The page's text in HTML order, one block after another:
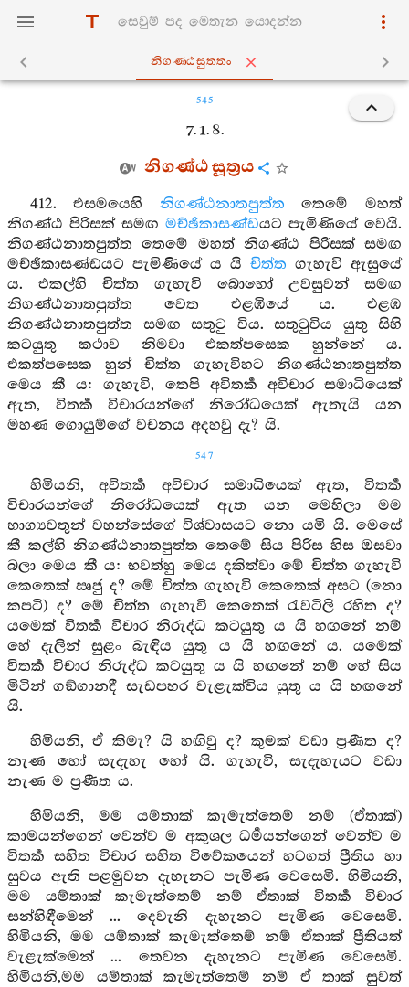
නිගණ‍්ඨසුත‍්තං
545
7. 1. 8.
නිගණ්ඨ සූත්‍රය
412. එසමයෙහි නිගණ්ඨනාතපුත්ත තෙමේ මහත්
නිගණ්ඨ පිරිසක් සමඟ මච්ඡිකාසණ්ඩයට පැමිණියේ වෙයි.
නිගණ්ඨනාතපුත්ත තෙමේ මහත් නිගණ්ඨ පිරිසක් සමඟ
මච්ඡිකාසණ්ඩයට පැමිණියේ ය යි චිත්ත ගැහැවි ඇසුයේ
ය. එකල්හි චිත්ත ගැහැවි බොහෝ උවසුවන් සමඟ
නිගණ්ඨනාතපුත්ත වෙත එළඹියේ ය. එළඹ
නිගණ්ඨනාතපුත්ත සමඟ සතුටු විය. සතුටුවිය යුතු සිහි
කටයුතු කථාව නිමවා එකත්පසෙක හුන්නේ ය.
එකත්පසෙක හුන් චිත්ත ගැහැවිහට නිගණ්ඨනාතපුත්ත
මෙය කී ය: ගැහැවි, තෙපි අවිතර්‍ක අවිචාර සමාධියෙක්
ඇත, විතර්‍ක විචාරයන්ගේ නිරෝධයෙක් ඇතැයි යන
මහණ ගොයුම්ගේ වචනය අදහවු දැ? යි.
547
හිමියනි, අවිතර්‍ක අවිචාර සමාධියෙක් ඇත, විතර්‍ක
විචාරයන්ගේ නිරෝධයෙක් ඇත යන මෙහිලා මම
භාග්‍යවතුන් වහන්සේගේ විශ්වාසයට නො යමි යි. මෙසේ
කී කල්හි නිගණ්ඨනාතපුත්ත තෙමේ සිය පිරිස හිස ඔසවා
බලා මෙය කී ය: භවත්හු මෙය දකිත්වා මේ චිත්ත ගැහැවි
කෙතෙක් ඍජු ද? මේ චිත්ත ගැහැවි කෙතෙක් අසට (නො
කපටි) ද? මේ චිත්ත ගැහැවි කෙතෙක් රැවටිලි රහිත ද?
යමෙක් විතර්‍ක විචාර නිරුද්ධ කටයුතු ය යි හඟනේ නම්
හේ දැලින් සුළං බැඳිය යුතු ය යි හඟනේ ය. යමෙක්
විතර්‍ක විචාර නිරුද්ධ කටයුතු ය යි හඟනේ නම් හේ සිය
මිටින් ගඞ්ගානදී සැඩපහර වැළැක්විය යුතු ය යි හඟනේ
යි.
හිමියනි, ඒ කිමැ? යි හඟිවු ද? කුමක් වඩා ප්‍රණීත ද?
නැණ හෝ සැදැහැ හෝ යි. ගැහැවි, සැදැහැයට වඩා
නැණ ම ප්‍රණීත ය.
හිමියනි, මම යම්තාක් කැමැත්තෙම් නම් (ඒතාක්)
කාමයන්ගෙන් වෙන්ව ම අකුශල ධර්‍මයන්ගෙන් වෙන්ව ම
විතර්‍ක සහිත විචාර සහිත විවේකයෙන් හටගත් ප්‍රීතිය හා
සුවය ඇති පළමුවන දැහැනට පැමිණ වෙසෙමි. හිමියනි,
මම යම්තාක් කැමැත්තෙම් නම් ඒතාක් විතර්‍ක විචාර
සන්හිඳීමෙන් ... දෙවැනි දැහැනට පැමිණ වෙසෙමි.
හිමියනි, මම යම්තාක් කැමැත්තෙම් නම් ඒතාක් ප්‍රීතියත්
වැළැක්මෙන් ... තෙවන දැහැනට පැමිණ වෙසෙමි.
හිමියනි,මම යම්තාක් කැමැත්තෙම් නම් ඒ තාක් සුවත්